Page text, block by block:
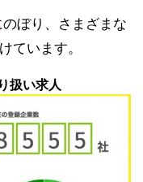
のぼり、さまざまな
ています。
扱い求人